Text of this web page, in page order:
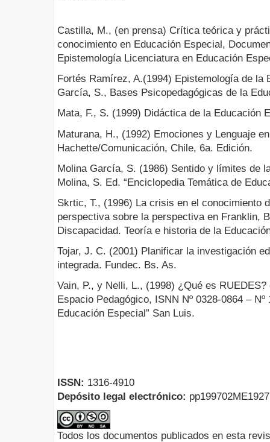
Castilla, M., (en prensa) Crítica teórica y
conocimiento en Educación Especial,
Epistemología Licenciatura en Educación
Fortés Ramírez, A.(1994) Epistemología de la
García, S., Bases Psicopedagógicas de la
Mata, F., S. (1999) Didáctica de la Educación
Maturana, H., (1992) Emociones y Lenguaje
Hachette/Comunicación, Chile, 6a. Edición.
Molina García, S. (1986) Sentido y límites de
Molina, S. Ed. “Enciclopedia Temática de
Skrtic, T., (1996) La crisis en el conocimiento
perspectiva sobre la perspectiva en Franklin,
Discapacidad. Teoría e historia de la
Tojar, J. C. (2001) Planificar la investigación
integrada. Fundec. Bs. As.
Vain, P., y Nelli, L., (1998) ¿Qué es RUEDES?
Espacio Pedagógico, ISNN Nº 0328-0864 –
Educación Especial” San Luis.
ISSN: 1316-4910
Depósito legal electrónico:
Todos los documentos publicados en esta